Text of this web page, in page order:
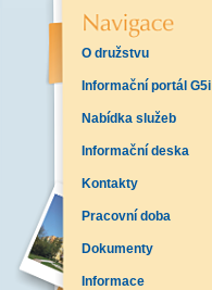
O družstvu
Informační portál G5i
Nabídka služeb
Informační deska
Kontakty
Pracovní doba
Dokumenty
Informace